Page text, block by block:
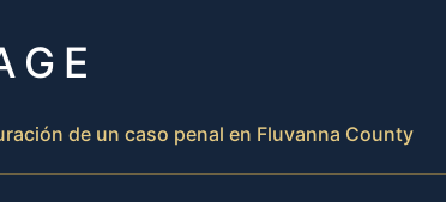
de un caso penal en Fluvanna County